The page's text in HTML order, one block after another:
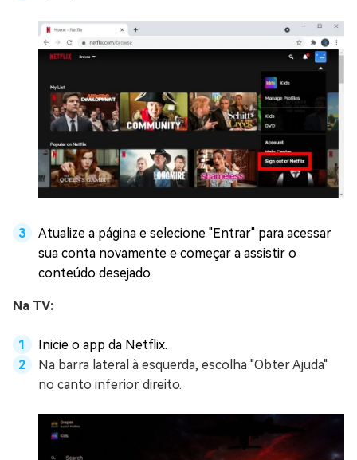
Atualize a página e selecione "Entrar" para acessar
sua conta novamente e começar a assistir o
conteúdo desejado.
Na TV:
Inicie o app da Netflix.
Na barra lateral à esquerda, escolha "Obter Ajuda"
no canto inferior direito.